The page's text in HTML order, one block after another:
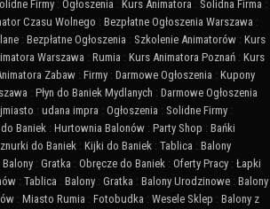
Firmy : Ogłoszenia : Kurs Animatora : Solidna Firma :
Czasu Wolnego : Bezpłatne Ogłoszenia Warszawa :
: Bezpłatne Ogłoszenia : Szkolenie Animatorów : Kurs
Warszawa : Rumia : Kurs Animatora Poznań : Kurs
Zabaw : Firmy : Darmowe Ogłoszenia : Kupony
: Płyn do Baniek Mydlanych : Darmowe Ogłoszenia
: udana impra : Ogłoszenia : Solidne Firmy :
do Baniek : Hurtownia Balonów : Party Shop : Bańki
do Baniek : Kijki do Baniek : Tablica : Balony
Balony : Gratka : Obręcze do Baniek : Oferty Pracy : Łapki
: Tablica : Balony : Gratka : Balony Urodzinowe : Balony
: Miasto Rumia : Fotobudka : Wesele Sklep : Balony z